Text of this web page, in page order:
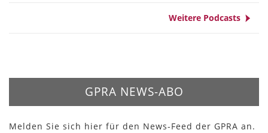
Weitere Podcasts
GPRA NEWS-ABO
Melden Sie sich hier für den News-Feed der GPRA an.